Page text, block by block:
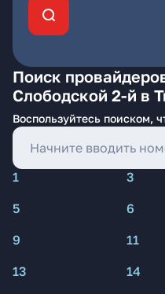
Поиск
Слободской 2-й в
Воспользуйтесь поиском,
1 3
5
6
9
11
13
14